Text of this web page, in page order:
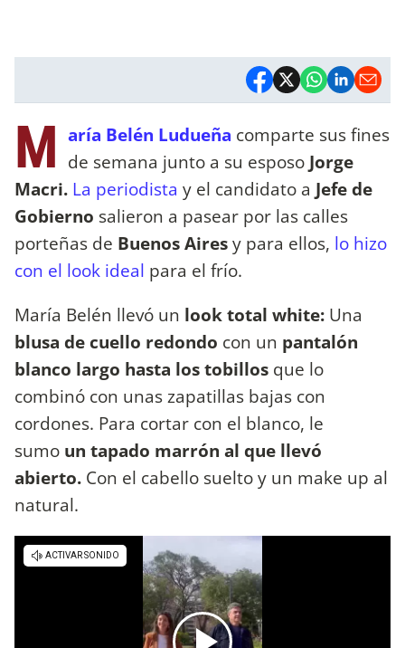
M aría Belén Ludueña comparte sus fines
de semana junto a su esposo Jorge
Macri. La periodista y el candidato a Jefe de
Gobierno salieron a pasear por las calles
porteñas de Buenos Airesy para ellos, lo hizo
con el look ideal para el frío.
María Belén llevó un look total white: Una
blusa de cuello redondo con un pantalón
blanco largo hasta los tobillos que lo
combinó con unas zapatillas bajas con
cordones. Para cortar con el blanco, le
sumo un tapado marrón al que llevó
abierto. Con el cabello suelto y un make up al
natural.